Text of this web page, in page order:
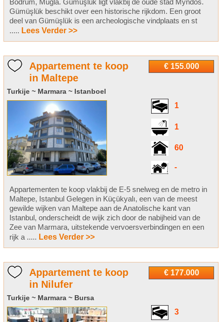
Bodrum, Muğla. Gümüşlük ligt vlakbij de oude stad Myndos.
Gümüşlük beschikt over een historische rijkdom. Een groot
deel van Gümüşlük is een archeologische vindplaats en st
..... Lees Verder >>
€ 155.000
Appartement te koop
in Maltepe
Turkije ~ Marmara ~ Istanboel
1
1
60
-
Appartementen te koop vlakbij de E-5 snelweg en de metro in
Maltepe, Istanbul Gelegen in Küçükyalı, een van de meest
gewilde wijken van Maltepe aan de Anatolische kant van
Istanbul, onderscheidt de wijk zich door de nabijheid van de
Zee van Marmara, uitstekende vervoersverbindingen en een
rijk a ..... Lees Verder >>
€ 177.000
Appartement te koop
in Nilufer
Turkije ~ Marmara ~ Bursa
3